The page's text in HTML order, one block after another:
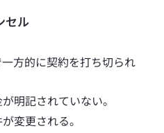
セル
方的に契約を打ち切られ
明記されていない。
変更される。